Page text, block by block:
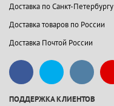
Доставка по Санкт-Петербургу
Доставка товаров по России
Доставка Почтой России
ПОДДЕРЖКА КЛИЕНТОВ